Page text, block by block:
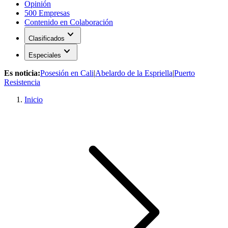
Opinión
500 Empresas
Contenido en Colaboración
Clasificados expand_more
Especiales expand_more
Es noticia:Posesión en Cali|Abelardo de la Espriella|Puerto
Resistencia
Inicio